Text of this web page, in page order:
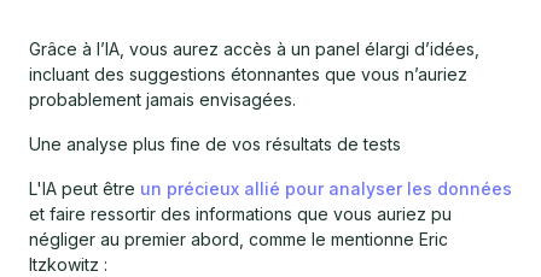
Grâce à l’IA, vous aurez accès à un panel élargi d’idées,
incluant des suggestions étonnantes que vous n’auriez
probablement jamais envisagées.
Une analyse plus fine de vos résultats de tests
L'IA peut être un précieux allié pour analyser les données
et faire ressortir des informations que vous auriez pu
négliger au premier abord, comme le mentionne Eric
Itzkowitz :